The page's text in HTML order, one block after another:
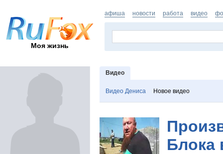
Моя жизнь
афиша новости работа видео
Видео
Видео Дениса Новое видео
Блока